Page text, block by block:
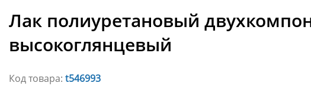
Лак полиуретановый
высокоглянцевый
Код товара: t546993